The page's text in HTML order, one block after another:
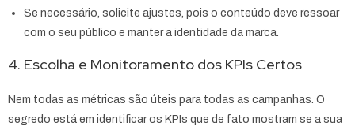
Se necessário, solicite ajustes, pois o conteúdo deve ressoar
com o seu público e manter a identidade da marca.
4. Escolha e Monitoramento dos KPIs Certos
Nem todas as métricas são úteis para todas as campanhas. O
segredo está em identificar os KPIs que de fato mostram se a sua